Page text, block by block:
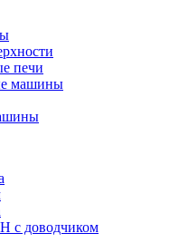
печи
машины
с доводчиком